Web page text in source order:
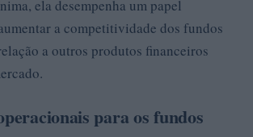
ela desempenha um papel
a competitividade dos fundos
a outros produtos financeiros
para os fundos